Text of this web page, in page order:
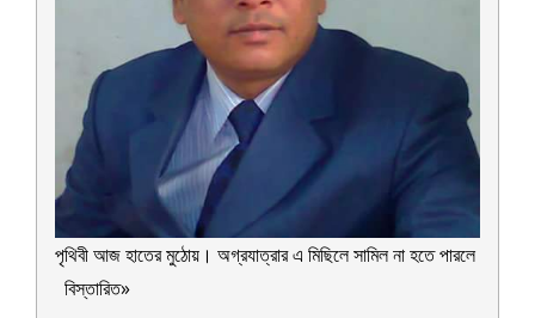
পৃথিবী আজ হাতের মুঠোয়। অগ্রযাত্রার এ মিছিলে সামিল না হতে পারলে
বিস্তারিত»